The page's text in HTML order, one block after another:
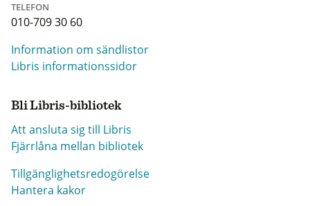
TELEFON
010-709 30 60
Information om sändlistor
Libris informationssidor
Bli Libris-bibliotek
Att ansluta sig till Libris
Fjärrlåna mellan bibliotek
Tillgänglighetsredogörelse
Hantera kakor